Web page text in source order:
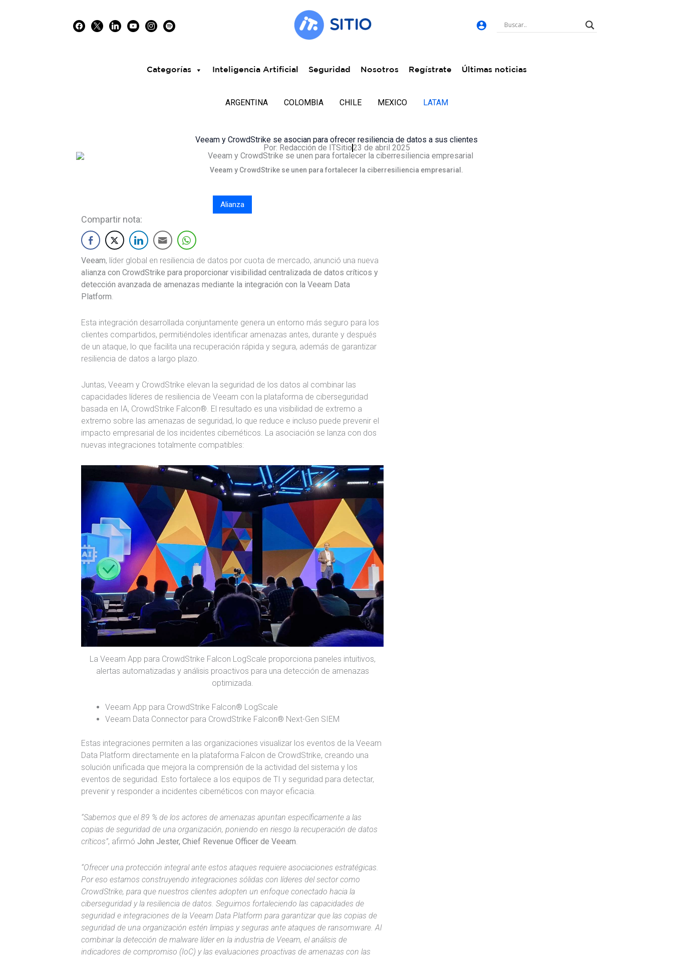
Categorías Inteligencia Artificial Seguridad Nosotros Regístrate Últimas noticias
ARGENTINA COLOMBIA CHILE MEXICO LATAM
Veeam y CrowdStrike se asocian para ofrecer resiliencia de datos a sus clientes
Por: Redacción de ITSitio23 de abril 2025
Veeam y CrowdStrike se unen para fortalecer la ciberresiliencia empresarial.
Alianza
Compartir nota:
Veeam, líder global en resiliencia de datos por cuota de mercado, anunció una nueva
alianza con CrowdStrike para proporcionar visibilidad centralizada de datos críticos y
detección avanzada de amenazas mediante la integración con la Veeam Data
Platform
Esta integración desarrollada conjuntamente genera un entorno más seguro para los
clientes compartidos, permitiéndoles identificar amenazas antes, durante y después
de un ataque, lo que facilita una recuperación rápida y segura, además de garantizar
resiliencia de datos a largo plazo.
Juntas, Veeam y CrowdStrike elevan la seguridad de los datos al combinar las
capacidades líderes de resiliencia de Veeam con la plataforma de ciberseguridad
basada en IA, CrowdStrike Falcon®. El resultado es una visibilidad de extremo a
extremo sobre las amenazas de seguridad, lo que reduce e incluso puede prevenir el
impacto empresarial de los incidentes cibernéticos. La asociación se lanza con dos
nuevas integraciones totalmente compatibles:
La Veeam App para CrowdStrike Falcon LogScale proporciona paneles intuitivos,
alertas automatizadas y análisis proactivos para una detección de amenazas
optimizada.
Veeam App para CrowdStrike Falcon® LogScale
Veeam Data Connector para CrowdStrike Falcon® Next-Gen SIEM
Estas integraciones permiten a las organizaciones visualizar los eventos de la Veeam
Data Platform directamente en la plataforma Falcon de CrowdStrike, creando una
solución unificada que mejora la comprensión de la actividad del sistema y los
eventos de seguridad. Esto fortalece a los equipos de TI y seguridad para detectar,
prevenir y responder a incidentes cibernéticos con mayor eficacia.
“Sabemos que el 89 % de los actores de amenazas apuntan específicamente a las
copias de seguridad de una organización, poniendo en riesgo la recuperación de datos
críticos”, afirmó John Jester, Chief Revenue Officer de Veeam.
“Ofrecer una protección integral ante estos ataques requiere asociaciones estratégicas.
Por eso estamos construyendo integraciones sólidas con líderes del sector como
CrowdStrike, para que nuestros clientes adopten un enfoque conectado hacia la
ciberseguridad y la resiliencia de datos. Seguimos fortaleciendo las capacidades de
seguridad e integraciones de la Veeam Data Platform para garantizar que las copias de
seguridad de una organización estén limpias y seguras ante ataques de ransomware. Al
combinar la detección de malware líder en la industria de Veeam, el análisis de
indicadores de compromiso (IoC) y las evaluaciones proactivas de amenazas con las